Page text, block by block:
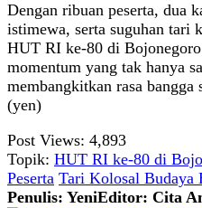
Dengan ribuan peserta, dua
istimewa, serta suguhan tari
HUT RI ke-80 di
momentum yang tak hanya
membangkitkan rasa bangga
(yen)
Post Views: 4,893
Topik: HUT RI ke-80 di
Peserta Tari Kolosal Budaya
Penulis: YeniEditor: Cita